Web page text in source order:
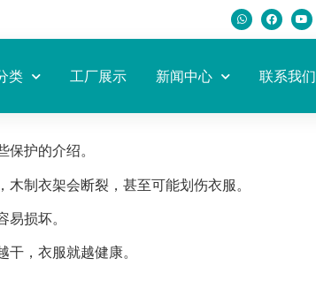
类 工厂展示 新闻中心 联系我们
护的介绍。
制衣架会断裂，甚至可能划伤衣服。
损坏。
，衣服就越健康。